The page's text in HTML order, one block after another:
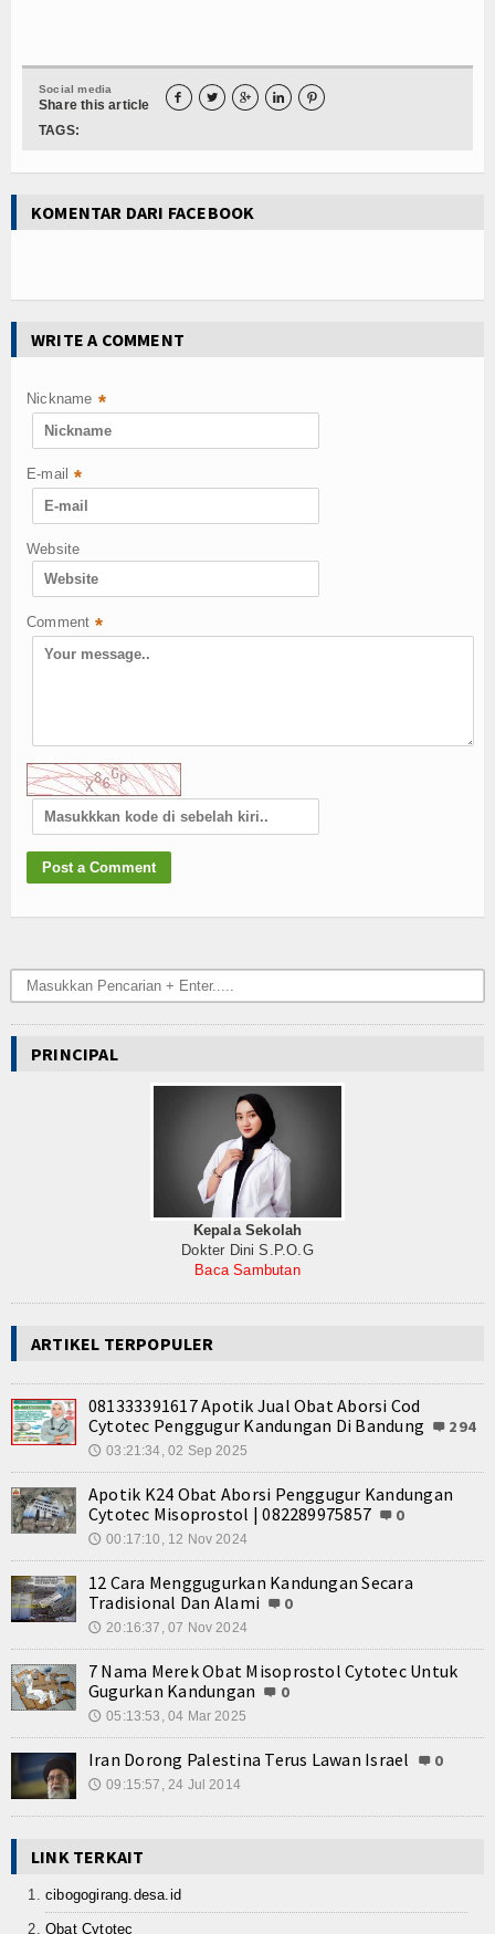
Hubungi Kami
Social media
Share this article     
TAGS:
KOMENTAR DARI FACEBOOK
WRITE A COMMENT
Nickname *
E-mail *
Website
Comment *
PRINCIPAL
Kepala Sekolah
Dokter Dini S.P.O.G
Baca Sambutan
ARTIKEL TERPOPULER
081333391617 Apotik Jual Obat Aborsi Cod
Cytotec Penggugur Kandungan Di Bandung
294
🕔 03:21:34, 02 Sep 2025
Apotik K24 Obat Aborsi Penggugur Kandungan
Cytotec Misoprostol | 082289975857
0
🕔 00:17:10, 12 Nov 2024
12 Cara Menggugurkan Kandungan Secara
Tradisional Dan Alami
0
🕔 20:16:37, 07 Nov 2024
7 Nama Merek Obat Misoprostol Cytotec Untuk
Gugurkan Kandungan
0
🕔 05:13:53, 04 Mar 2025
Iran Dorong Palestina Terus Lawan Israel 0
🕔 09:15:57, 24 Jul 2014
LINK TERKAIT
cibogogirang.desa.id
Obat Cytotec